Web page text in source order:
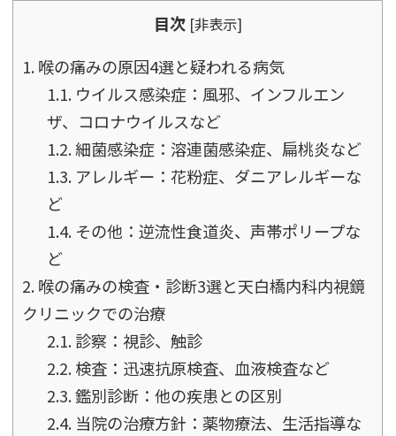
目次 [非表示]
1.喉の痛みの原因4選と疑われる病気
1.1.ウイルス感染症：風邪、インフルエン
ザ、コロナウイルスなど
1.2.細菌感染症：溶連菌感染症、扁桃炎など
1.3.アレルギー：花粉症、ダニアレルギーな
ど
1.4.その他：逆流性食道炎、声帯ポリープな
ど
2.喉の痛みの検査・診断3選と天白橋内科内視鏡
クリニックでの治療
2.1.診察：視診、触診
2.2.検査：迅速抗原検査、血液検査など
2.3.鑑別診断：他の疾患との区別
2.4.当院の治療方針：薬物療法、生活指導な